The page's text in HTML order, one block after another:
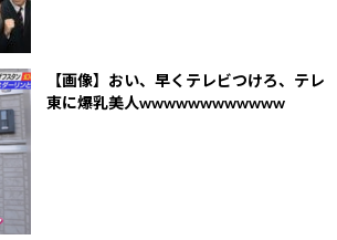
【画像】おい、早くテレビつけろ、テレ
東に爆乳美人wwwwwwwwwwww